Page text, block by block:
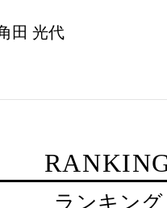
田 光代
ランキング